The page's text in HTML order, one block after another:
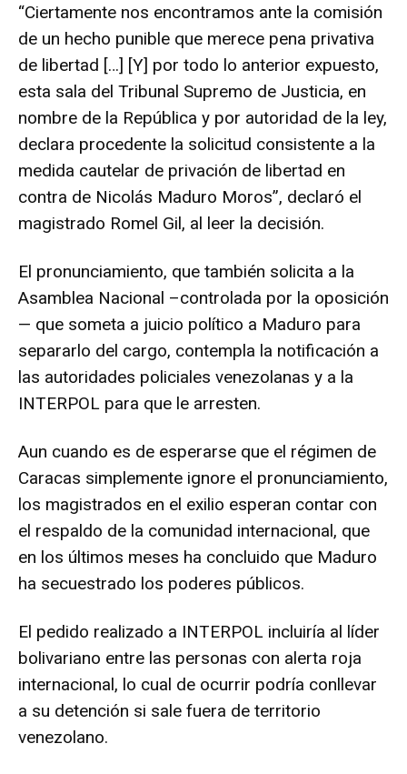
“Ciertamente nos encontramos ante la comisión
de un hecho punible que merece pena privativa
de libertad […] [Y] por todo lo anterior expuesto,
esta sala del Tribunal Supremo de Justicia, en
nombre de la República y por autoridad de la ley,
declara procedente la solicitud consistente a la
medida cautelar de privación de libertad en
contra de Nicolás Maduro Moros”, declaró el
magistrado Romel Gil, al leer la decisión.
El pronunciamiento, que también solicita a la
Asamblea Nacional –controlada por la oposición
— que someta a juicio político a Maduro para
separarlo del cargo, contempla la notificación a
las autoridades policiales venezolanas y a la
INTERPOL para que le arresten.
Aun cuando es de esperarse que el régimen de
Caracas simplemente ignore el pronunciamiento,
los magistrados en el exilio esperan contar con
el respaldo de la comunidad internacional, que
en los últimos meses ha concluido que Maduro
ha secuestrado los poderes públicos.
El pedido realizado a INTERPOL incluiría al líder
bolivariano entre las personas con alerta roja
internacional, lo cual de ocurrir podría conllevar
a su detención si sale fuera de territorio
venezolano.